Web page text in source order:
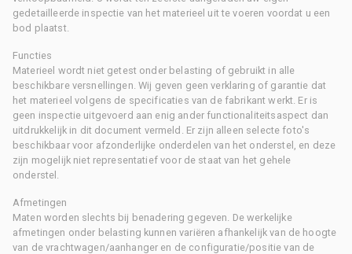
gedetailleerde inspectie van het materieel uit te voeren voordat u een
bod plaatst.
Functies
Materieel wordt niet getest onder belasting of gebruikt in alle
beschikbare versnellingen. Wij geven geen verklaring of garantie dat
het materieel volgens de specificaties van de fabrikant werkt. Er is
geen inspectie uitgevoerd aan enig ander functionaliteitsaspect dan
uitdrukkelijk in dit document vermeld. Er zijn alleen selecte foto's
beschikbaar voor afzonderlijke onderdelen van het onderstel, en deze
zijn mogelijk niet representatief voor de staat van het gehele
onderstel.
Afmetingen
Maten worden slechts bij benadering gegeven. De werkelijke
afmetingen onder belasting kunnen variëren afhankelijk van de hoogte
van de vrachtwagen/aanhanger en de configuratie/positie van de